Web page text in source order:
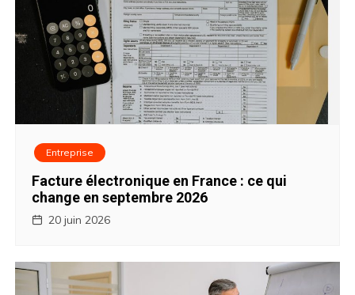
g
e
Entreprise
Facture électronique en France : ce qui
change en septembre 2026
20 juin 2026